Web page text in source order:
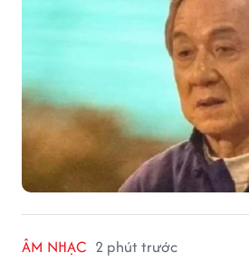
ÂM NHẠC 2 phút trước